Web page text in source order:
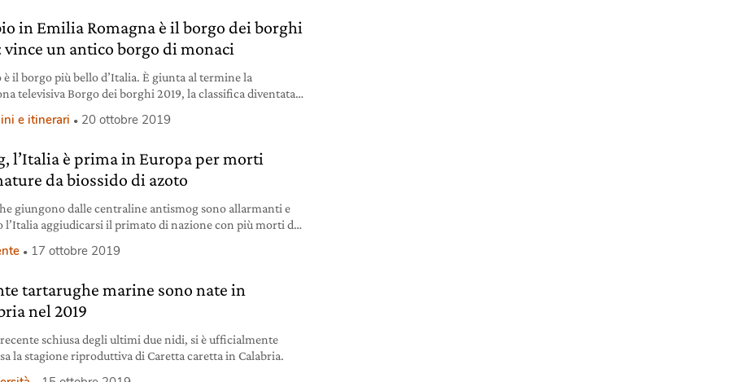
in Emilia Romagna è il borgo dei borghi
vince un antico borgo di monaci
è il borgo più bello d’Italia. È giunta al termine la
televisiva Borgo dei borghi 2019, la classifica diventata
vengono presentati e poi votati i borghi più belli del paese.
inaspettate, sono stati il pubblico e una
e itinerari 20 ottobre 2019
l’Italia è prima in Europa per morti
da biossido di azoto
giungono dalle centraline antismog sono allarmanti e
l’Italia aggiudicarsi il primato di nazione con più morti da
17 ottobre 2019
tartarughe marine sono nate in
nel 2019
schiusa degli ultimi due nidi, si è ufficialmente
la stagione riproduttiva di Caretta caretta in Calabria.